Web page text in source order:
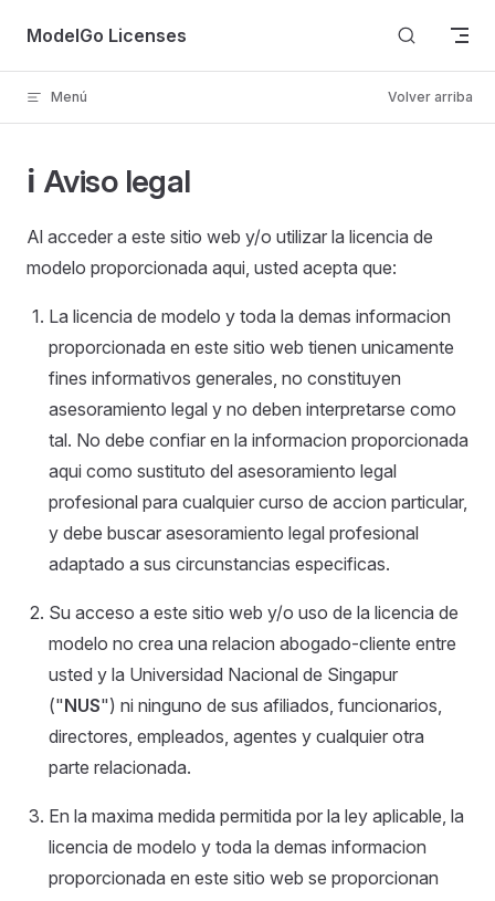
Skip to content
ModelGo Licenses
Menú Volver arriba
ℹ️ Aviso legal
Al acceder a este sitio web y/o utilizar la licencia de
modelo proporcionada aqui, usted acepta que:
La licencia de modelo y toda la demas informacion
proporcionada en este sitio web tienen unicamente
fines informativos generales, no constituyen
asesoramiento legal y no deben interpretarse como
tal. No debe confiar en la informacion proporcionada
aqui como sustituto del asesoramiento legal
profesional para cualquier curso de accion particular,
y debe buscar asesoramiento legal profesional
adaptado a sus circunstancias especificas.
Su acceso a este sitio web y/o uso de la licencia de
modelo no crea una relacion abogado-cliente entre
usted y la Universidad Nacional de Singapur
("NUS") ni ninguno de sus afiliados, funcionarios,
directores, empleados, agentes y cualquier otra
parte relacionada.
En la maxima medida permitida por la ley aplicable, la
licencia de modelo y toda la demas informacion
proporcionada en este sitio web se proporcionan